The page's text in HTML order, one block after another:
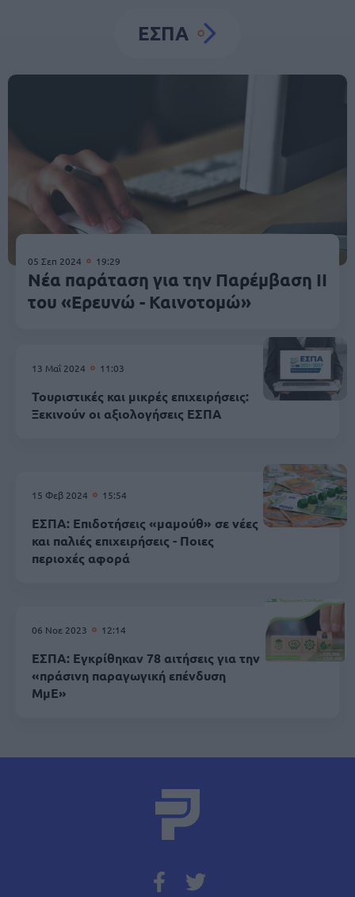
ΕΣΠΑ
05 Σεπ 2024 19:29
Νέα παράταση για την Παρέμβαση ΙΙ
του «Ερευνώ - Καινοτομώ»
13 Μαΐ 2024 11:03
Τουριστικές και μικρές επιχειρήσεις:
Ξεκινούν οι αξιολογήσεις ΕΣΠΑ
15 Φεβ 2024 15:54
ΕΣΠΑ: Επιδοτήσεις «μαμούθ» σε νέες
και παλιές επιχειρήσεις - Ποιες
περιοχές αφορά
06 Νοε 2023 12:14
ΕΣΠΑ: Εγκρίθηκαν 78 αιτήσεις για την
«πράσινη παραγωγική επένδυση
ΜμΕ»